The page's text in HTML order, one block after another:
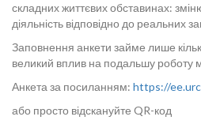
складних життєвих обставинах:
діяльність відповідно до реальних
Заповнення анкети займе лише
великий вплив на подальшу роботу
Анкета за посиланням: https://
або просто відскануйте QR-код